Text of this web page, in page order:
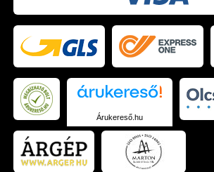
Árukereső.hu